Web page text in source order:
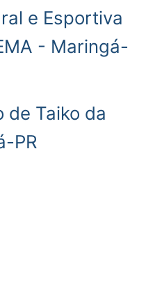
e Esportiva
- Maringá-
de Taiko da
PR